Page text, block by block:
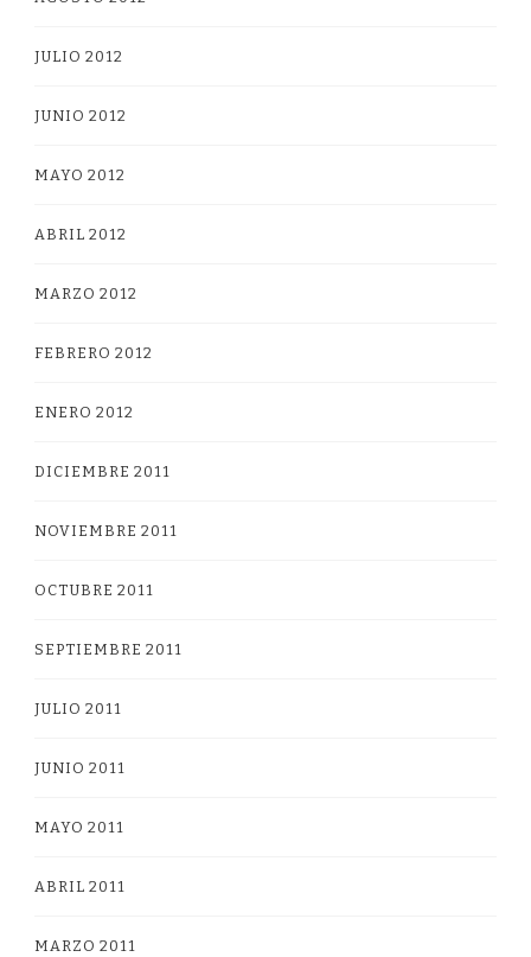
JULIO 2012
JUNIO 2012
MAYO 2012
ABRIL 2012
MARZO 2012
FEBRERO 2012
ENERO 2012
DICIEMBRE 2011
NOVIEMBRE 2011
OCTUBRE 2011
SEPTIEMBRE 2011
JULIO 2011
JUNIO 2011
MAYO 2011
ABRIL 2011
MARZO 2011